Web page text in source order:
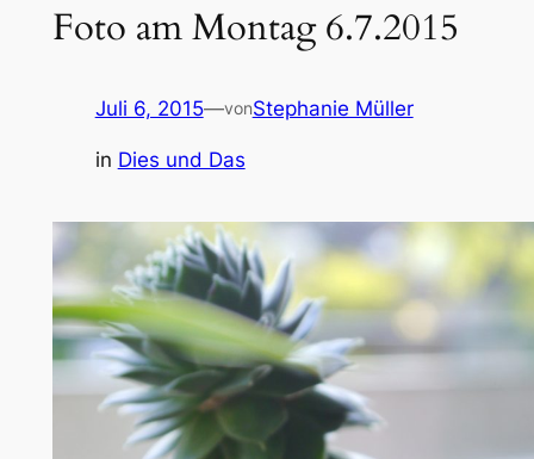
Foto am Montag 6.7.2015
Juli 6, 2015—vonStephanie Müller
in Dies und Das